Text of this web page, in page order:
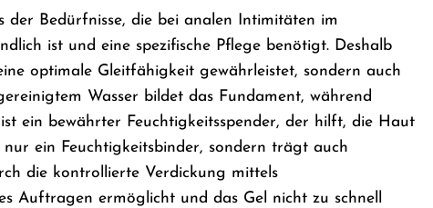
Bedürfnisse, die bei analen Intimitäten im
ist und eine spezifische Pflege benötigt. Deshalb
optimale Gleitfähigkeit gewährleistet, sondern auch
Wasser bildet das Fundament, während
ein bewährter Feuchtigkeitsspender, der hilft, die Haut
ein Feuchtigkeitsbinder, sondern trägt auch
die kontrollierte Verdickung mittels
Auftragen ermöglicht und das Gel nicht zu schnell